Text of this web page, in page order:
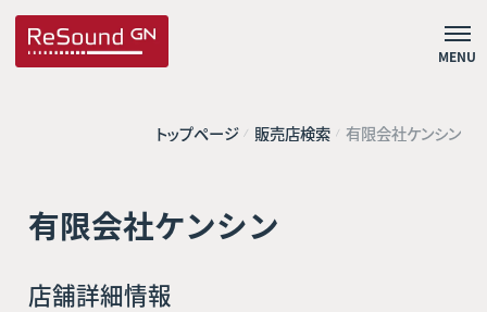
MENU
トップページ 販売店検索 有限会社ケンシン
有限会社ケンシン
店舗詳細情報